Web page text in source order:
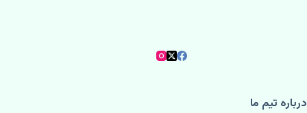
درباره تیم ما